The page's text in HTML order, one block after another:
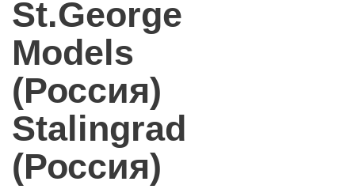
St.George
Models
(Россия)
Stalingrad
(Россия)